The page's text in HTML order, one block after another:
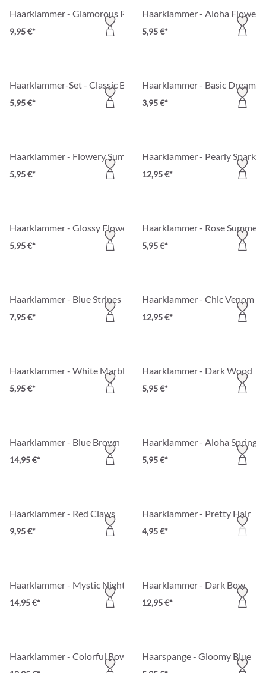
Haarklammer - Glamorous Rose
9,95 €*
Haarklammer - Aloha Flower
5,95 €*
Haarklammer-Set - Classic Banana
5,95 €*
Haarklammer - Basic Dream
3,95 €*
Haarklammer - Flowery Summer
5,95 €*
Haarklammer - Pearly Sparkle
12,95 €*
Haarklammer - Glossy Flower
5,95 €*
Haarklammer - Rose Summer
5,95 €*
Haarklammer - Blue Stripes
7,95 €*
Haarklammer - Chic Venom
12,95 €*
Haarklammer - White Marble
5,95 €*
Haarklammer - Dark Wood
5,95 €*
Haarklammer - Blue Brown
14,95 €*
Haarklammer - Aloha Spring
5,95 €*
Haarklammer - Red Claws
9,95 €*
Haarklammer - Pretty Hair
4,95 €*
Haarklammer - Mystic Night
14,95 €*
Haarklammer - Dark Bow
12,95 €*
Haarklammer - Colorful Bow Haarspange - Gloomy Blue